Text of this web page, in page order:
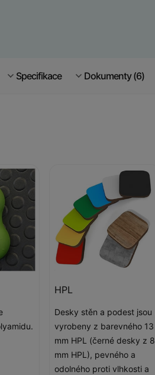
Specifikace Dokumenty (6)
HPL
Desky stěn a podest jsou
vyrobeny z barevného 13
mm HPL (černé desky z 8
mm HPL), pevného a
odolného proti vlhkosti a